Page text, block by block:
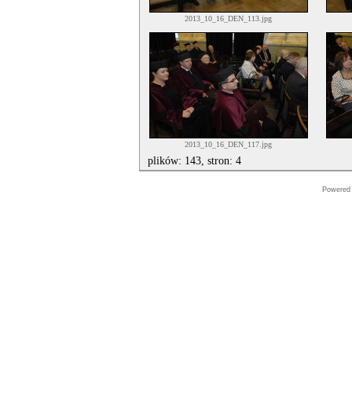
2013_10_16_DEN_113.jpg
2013_10_16_DEN_117.jpg
plików: 143, stron: 4